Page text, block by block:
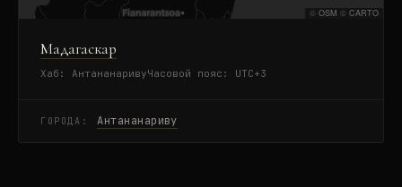
© OSM © CARTO
Мадагаскар
Хаб: АнтананаривуЧасовой пояс: UTC+3
ГОРОДА: Антананариву